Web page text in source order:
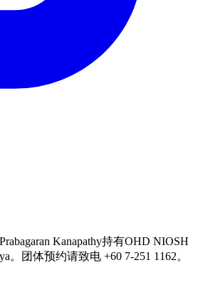
Kanapathy持有OHD NIOSH
团体预约请致电 +60 7-251 1162。